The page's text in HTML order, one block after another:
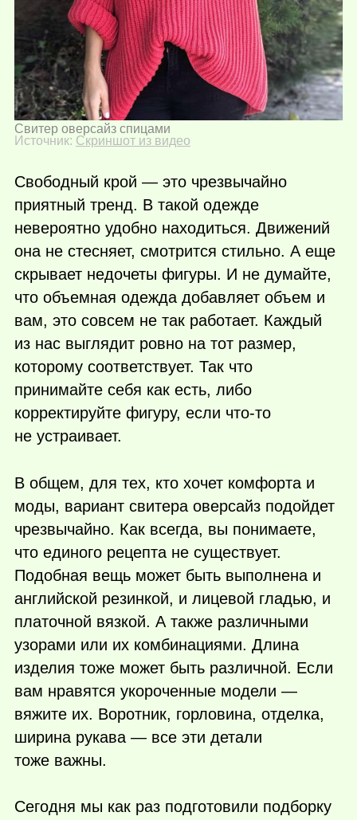
Свитер оверсайз спицами
Источник: Скриншот из видео
Свободный крой — это чрезвычайно
приятный тренд. В такой одежде
невероятно удобно находиться. Движений
она не стесняет, смотрится стильно. А еще
скрывает недочеты фигуры. И не думайте,
что объемная одежда добавляет объем и
вам, это совсем не так работает. Каждый
из нас выглядит ровно на тот размер,
которому соответствует. Так что
принимайте себя как есть, либо
корректируйте фигуру, если что-то
не устраивает.
В общем, для тех, кто хочет комфорта и
моды, вариант свитера оверсайз подойдет
чрезвычайно. Как всегда, вы понимаете,
что единого рецепта не существует.
Подобная вещь может быть выполнена и
английской резинкой, и лицевой гладью, и
платочной вязкой. А также различными
узорами или их комбинациями. Длина
изделия тоже может быть различной. Если
вам нравятся укороченные модели —
вяжите их. Воротник, горловина, отделка,
ширина рукава — все эти детали
тоже важны.
Сегодня мы как раз подготовили подборку